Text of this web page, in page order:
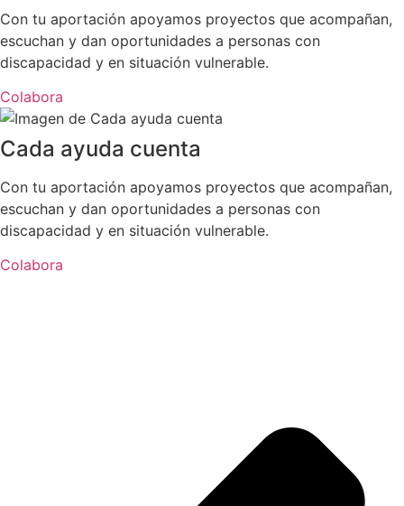
Con tu aportación apoyamos proyectos que acompañan,
escuchan y dan oportunidades a personas con
discapacidad y en situación vulnerable.
Colabora
Cada ayuda cuenta
Con tu aportación apoyamos proyectos que acompañan,
escuchan y dan oportunidades a personas con
discapacidad y en situación vulnerable.
Colabora